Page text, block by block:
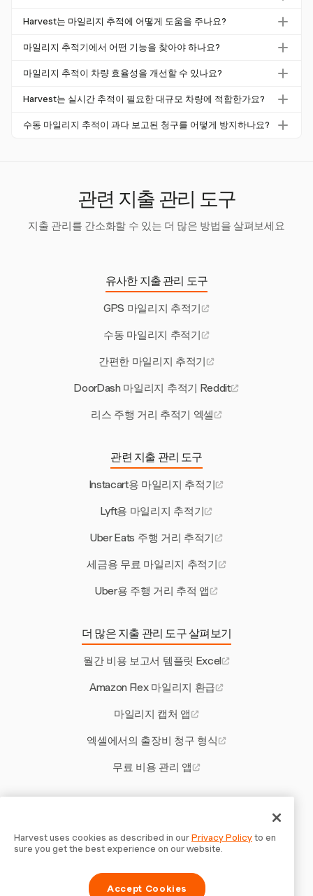
와 같은 시스템에 기록되어 정확하고 조직적인 기록을 유지
네, 마일리지 추적기를 사용하면 상당한 세금 혜택을 제공할
마일리지 로그를 요구하며, 정확한 추적은 준수를 보장하고
Harvest는 마일리지 추적에 어떻게 도움을 주나요?
Harvest는 수동 마일리지 추적을 제공하여 소규모 팀이 프
이는 비용 보고 및 준수를 위한 정확한 기록 유지에 도움을
마일리지 추적기에서 어떤 기능을 찾아야 하나요?
고려해야 할 주요 기능에는 사용 용이성, 상세한 마일리지
합, 세금 규정 준수가 포함됩니다. Harvest는 소규모 팀을 위
마일리지 추적이 차량 효율성을 개선할 수 있나요?
네, 마일리지 추적은 경로 최적화, 연료 비용 절감 및 운영 개
다. Harvest는 수동 추적에 중점을 두지만, 이 데이터는 효율
Harvest는 실시간 추적이 필요한 대규모 차량에 적합한가요?
Harvest는 프로젝트 관련 비용을 수동으로 추적해야 하는
수동 마일리지 추적이 과다 보고된 청구를 어떻게 방지하나요?
는 데 도움을 줍니다.관련 지출 관리 도구
지출 관리를 간소화할 수 있는 더 많은 방법을 살펴보세요
유사한 지출 관리 도구
GPS 마일리지 추적기
수동 마일리지 추적기
간편한 마일리지 추적기
DoorDash 마일리지 추적기 Reddit
리스 주행 거리 추적기 엑셀
관련 지출 관리 도구
Instacart용 마일리지 추적기
Lyft용 마일리지 추적기
Uber Eats 주행 거리 추적기
세금용 무료 마일리지 추적기
Uber용 주행 거리 추적 앱
더 많은 지출 관리 도구 살펴보기
월간 비용 보고서 템플릿 Excel
Amazon Flex 마일리지 환급
마일리지 캡처 앱
엑셀에서의 출장비 청구 형식
무료 비용 관리 앱
1099와 W2 시급
청소 계약자를 위한 청구 소프트웨어
Harvest uses cookies as described in ourPrivacy Policyto en
sure you get the best experience on our website.
Accept Cookies